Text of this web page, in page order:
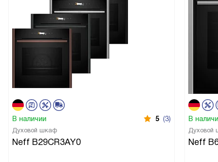
уборку менее утомительной и даёт уверенность в
результате. Впечатления положительные, пользуюсь с
удовольствием!
В наличии 5 (3)
Духовой шкаф
Neff B29CR3AY0
В
Духовой
Neff